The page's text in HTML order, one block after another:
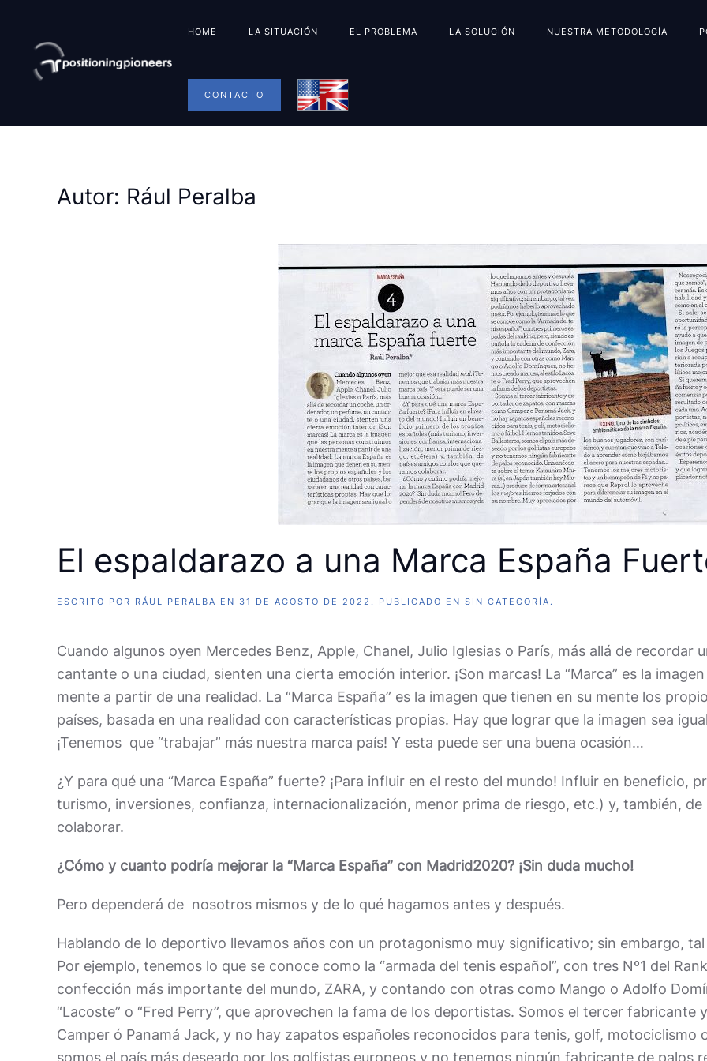
HOME LA SITUACIÓN EL PROBLEMA LA SOLUCIÓN NUESTRA METODOLOGÍA
CONTACTO
Autor: Rául Peralba
El espaldarazo a una Marca España
ESCRITO POR RÁUL PERALBA EN 31 DE AGOSTO DE 2022 . PUBLICADO EN SIN CATEGORÍA .
Cuando algunos oyen Mercedes Benz, Apple, Chanel, Julio Iglesias o París, más allá de recordar
cantante o una ciudad, sienten una cierta emoción interior. ¡Son marcas! La “Marca” es la
mente a partir de una realidad. La “Marca España” es la imagen que tienen en su mente los
países, basada en una realidad con características propias. Hay que lograr que la imagen sea
¡Tenemos que “trabajar” más nuestra marca país! Y esta puede ser una buena ocasión…
¿Y para qué una “Marca España” fuerte? ¡Para influir en el resto del mundo! Influir en beneficio,
turismo, inversiones, confianza, internacionalización, menor prima de riesgo, etc.) y, también,
colaborar.
¿Cómo y cuanto podría mejorar la “Marca España” con Madrid2020? ¡Sin duda mucho!
Pero dependerá de nosotros mismos y de lo qué hagamos antes y después.
Hablando de lo deportivo llevamos años con un protagonismo muy significativo; sin embargo,
Por ejemplo, tenemos lo que se conoce como la “armada del tenis español”, con tres Nº1 del
confección más importante del mundo, ZARA, y contando con otras como Mango o Adolfo
“Lacoste” o “Fred Perry”, que aprovechen la fama de los deportistas. Somos el tercer
Camper ó Panamá Jack, y no hay zapatos españoles reconocidos para tenis, golf, motociclismo
somos el país más deseado por los golfistas europeos y no tenemos ningún fabricante de palos